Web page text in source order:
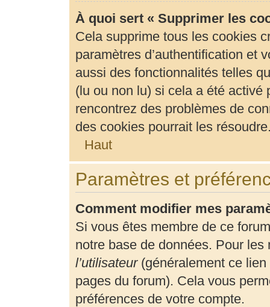
À quoi sert « Supprimer les
Cela supprime tous les cookies
paramètres d’authentification et
aussi des fonctionnalités telles
(lu ou non lu) si cela a été activé
rencontrez des problèmes de
des cookies pourrait les
Haut
Paramètres et
Comment modifier mes
Si vous êtes membre de ce
notre base de données. Pour
l’utilisateur(généralement ce lien
pages du forum). Cela vous
préférences de votre compte.